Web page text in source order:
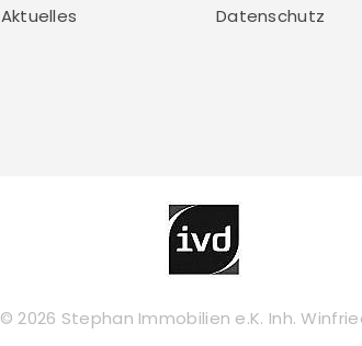
Aktuelles Datenschutz
© 2026 Stephan Immobilien e.K. Inh.